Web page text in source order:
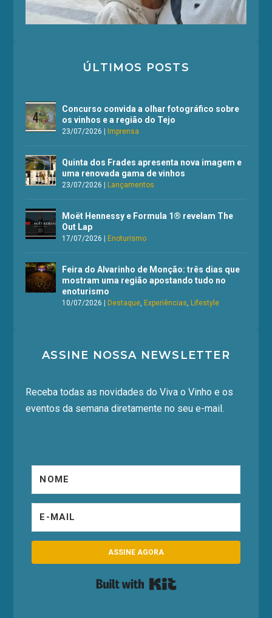
ÚLTIMOS POSTS
Concurso convida a olhar fotográfico sobre
os vinhos e a região do Tejo
23/07/2026 |Imprensa
Quinta dos Frades apresenta nova imagem e
uma renovada gama de vinhos
23/07/2026 |Lançamentos
Moët Hennessy e Formula 1® revelam The
Out Lap
17/07/2026 |Enoturismo
Feira do Alvarinho de Monção: três dias que
mostram uma região apostando tudo no
enoturismo
10/07/2026 |Destaque,Experiências,Lifestyle
ASSINE NOSSA NEWSLETTER
Receba todas as novidades do Viva o Vinho e os
eventos da semana diretamente no seu e-mail.
ASSINE AGORA